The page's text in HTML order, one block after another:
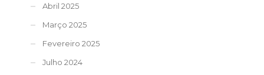
Abril 2025
Março 2025
Fevereiro 2025
Julho 2024